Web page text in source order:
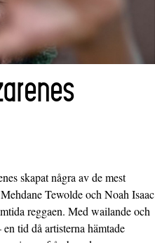
skapat några av de mest
Tewolde och Noah Isaac
reggaen. Med wailande och
tid då artisterna hämtade